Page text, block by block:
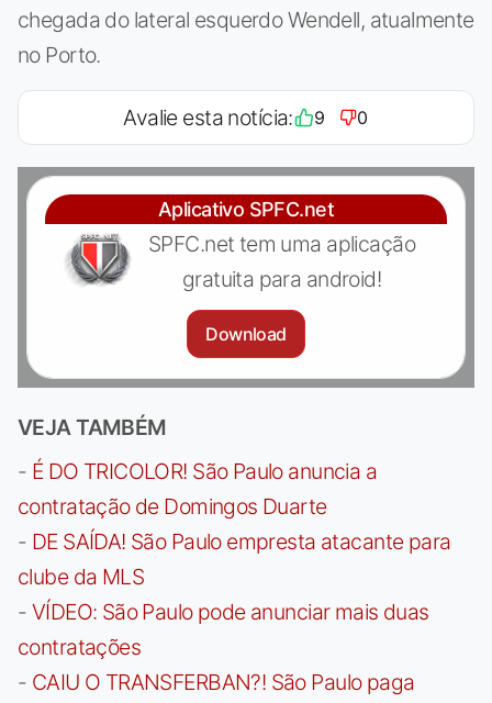
chegada do lateral esquerdo Wendell, atualmente
no Porto.
Avalie esta notícia: 9 0
Aplicativo SPFC.net
SPFC.net tem uma aplicação
gratuita para android!
Download
VEJA TAMBÉM
- É DO TRICOLOR! São Paulo anuncia a
contratação de Domingos Duarte
- DE SAÍDA! São Paulo empresta atacante para
clube da MLS
- VÍDEO: São Paulo pode anunciar mais duas
contratações
- CAIU O TRANSFERBAN?! São Paulo paga